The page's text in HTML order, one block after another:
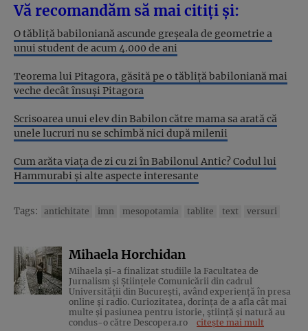
Vă recomandăm să mai citiți și:
O tăbliță babiloniană ascunde greșeala de geometrie a
unui student de acum 4.000 de ani
Teorema lui Pitagora, găsită pe o tăbliță babiloniană mai
veche decât însuși Pitagora
Scrisoarea unui elev din Babilon către mama sa arată că
unele lucruri nu se schimbă nici după milenii
Cum arăta viața de zi cu zi în Babilonul Antic? Codul lui
Hammurabi și alte aspecte interesante
Tags: antichitate imn mesopotamia tablite text versuri
Mihaela Horchidan
Mihaela și-a finalizat studiile la Facultatea de
Jurnalism și Științele Comunicării din cadrul
Universității din București, având experiență în presa
online și radio. Curiozitatea, dorința de a afla cât mai
multe și pasiunea pentru istorie, ştiinţă şi natură au
condus-o către Descopera.ro
citește mai mult